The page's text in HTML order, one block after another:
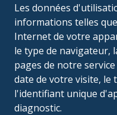
Les données
informations telles
Internet de votre
le type de navigateur,
pages de notre
date de votre visite, le
l'identifiant unique
diagnostic.